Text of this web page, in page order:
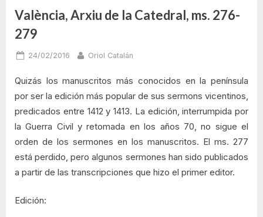
València, Arxiu de la Catedral, ms. 276-
279
Posted
24/02/2016 By
Oriol Catalán
Quizás los manuscritos más conocidos en la península
por ser la edición más popular de sus sermons vicentinos,
predicados entre 1412 y 1413. La edición, interrumpida por
la Guerra Civil y retomada en los años 70, no sigue el
orden de los sermones en los manuscritos. El ms. 277
está perdido, pero algunos sermones han sido publicados
a partir de las transcripciones que hizo el primer editor.
Edición: